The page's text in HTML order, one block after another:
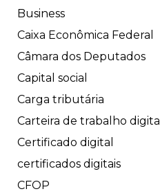
Business
Caixa Econômica Federal
Câmara dos Deputados
Capital social
Carga tributária
Carteira de trabalho digital
Certificado digital
certificados digitais
CFOP